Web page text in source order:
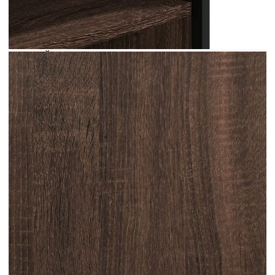
създайте подредена среда с този елегантен шкаф
за обувки! Стабилен и издръжлив материал:
Инженерната дървесина е издръжлив и
стабилен материал с гладка повърхност, която е
устойчива на влага, изкривяване и разцепване,
което я прави надежден избор за различни
проекти.Стабилна и лека структура: Металната
рамка на хранилището за обувки осигурява
здравина и стабилност. Същевременно шкафът
за обувки е лек, което го прави лесен за
преместване.Голямо пространство за
съхранение: Поставката за обувки има рафтове,
които осигуряват достатъчно място за
съхранение на обувки. С този удобен
органайзер за обувки вече няма да се дразните,
че обувките загрозяват пода ви.Практичен плот:
Стабилният горен рафт на шкафа за обувки е
идеален за поставяне на декоративни предмети,
рамки за снимки или за съхранение на ключове
или портфейли, които може да са ви
необходими на една ръка разстояние.
Внимание:За да предотвратите преобръщане,
този продукт трябва да се използва с
предоставеното устройство за закрепване на